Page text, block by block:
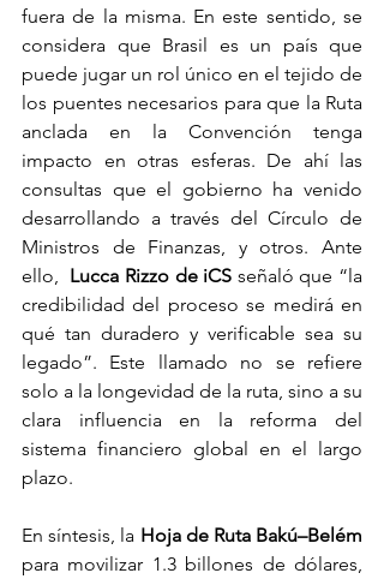
fuera de la misma. En este sentido, se
considera que Brasil es un país que
puede jugar un rol único en el tejido de
los puentes necesarios para que la Ruta
anclada en la Convención tenga
impacto en otras esferas. De ahí las
consultas que el gobierno ha venido
desarrollando a través del Círculo de
Ministros de Finanzas, y otros. Ante
ello, Lucca Rizzo de iCS señaló que “la
credibilidad del proceso se medirá en
qué tan duradero y verificable sea su
legado”. Este llamado no se refiere
solo a la longevidad de la ruta, sino a su
clara influencia en la reforma del
sistema financiero global en el largo
plazo.
En síntesis, la Hoja de Ruta Bakú–Belém
para movilizar 1.3 billones de dólares,